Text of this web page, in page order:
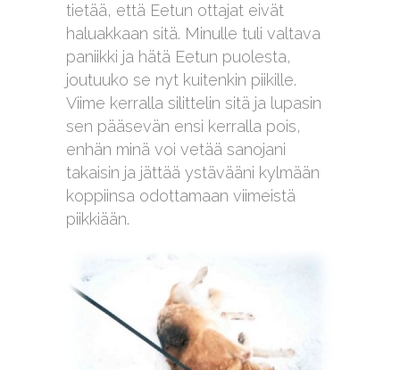
tietää, että Eetun ottajat eivät
haluakkaan sitä. Minulle tuli valtava
paniikki ja hätä Eetun puolesta,
joutuuko se nyt kuitenkin piikille.
Viime kerralla silittelin sitä ja lupasin
sen pääsevän ensi kerralla pois,
enhän minä voi vetää sanojani
takaisin ja jättää ystävääni kylmään
koppiinsa odottamaan viimeistä
piikkiään.